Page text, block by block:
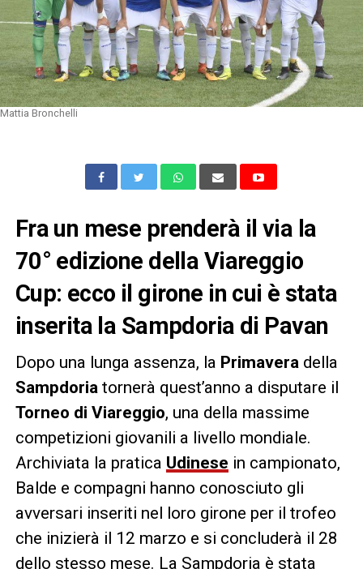
Mattia Bronchelli
Fra un mese prenderà il via la
70° edizione della Viareggio
Cup: ecco il girone in cui è stata
inserita la Sampdoria di Pavan
Dopo una lunga assenza, la Primavera della
Sampdoria tornerà quest’anno a disputare il
Torneo di Viareggio, una della massime
competizioni giovanili a livello mondiale.
Archiviata la pratica Udinese in campionato,
Balde e compagni hanno conosciuto gli
avversari inseriti nel loro girone per il trofeo
che inizierà il 12 marzo e si concluderà il 28
dello stesso mese. La Sampdoria è stata